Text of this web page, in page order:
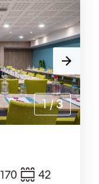
170
42
1 /3